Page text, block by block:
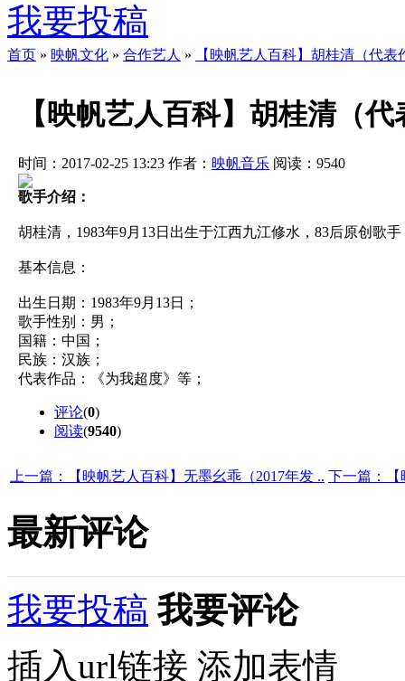
我要投稿
首页 » 映帆文化 » 合作艺人 » 【映帆艺人百科】胡桂清（代
【映帆艺人百科】胡桂清（
时间：2017-02-25 13:23 作者： 映帆音乐 阅读： 9540
歌手介绍：
胡桂清，1983年9月13日出生于江西九江修水，83后原创歌
基本信息：
出生日期：1983年9月13日；
歌手性别：男；
国籍：中国；
民族：汉族；
代表作品：《为我超度》等；
评论(0)
阅读(9540)
上一篇：【映帆艺人百科】无墨幺乖（2017年发 .. 下一篇：【
最新评论
我要投稿 我要评论
插入url链接 添加表情